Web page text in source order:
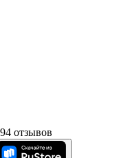
отзывов